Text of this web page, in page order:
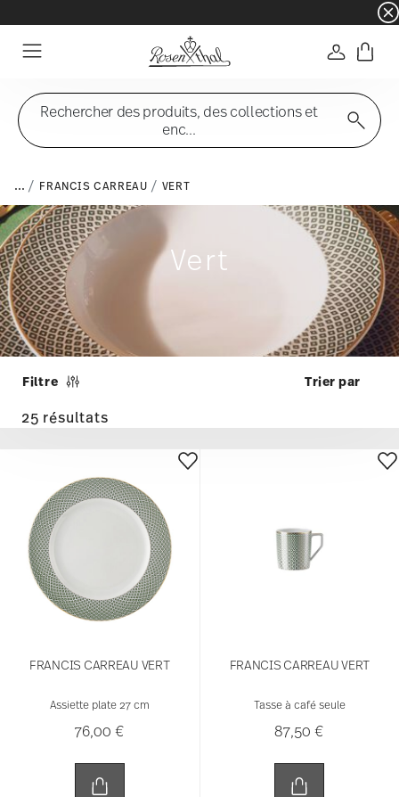
☀️ Summer SALE sur une sélection d'articles
Rechercher des produits, des collections et
enc...
... FRANCIS CARREAU VERT
Vert
Filtre
25 résultats
FRANCIS CARREAU VERT
Assiette plate 27 cm
76,00 €
FRANCIS CARREAU VERT
Tasse à café seule
87,50 €